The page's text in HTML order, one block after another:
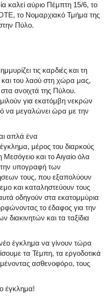
καλεί αύριο Πέμπτη 15/6, το
το Νομαρχιακό Τμήμα της
Πύλο.
τις καρδιές και τη
του λαού στη χώρα μας,
ανοιχτά της Πύλου.
για εκατόμβη νεκρών
να μεγαλώνει ώρα με την
απλά ένα
, μέρος του διαρκούς
και το Αιγαίο όλα
την υπογραφή των
τους, που εξαπολύουν
και καταληστεύουν τους
οδηγούν στα εκατομμύρια
το έδαφος για την
και τα ταξίδια
έγκλημα να γίνουν τώρα
τα Τέμπη, τα εργοδοτικά
ασθενοφόρο, τους
έγκλημα!